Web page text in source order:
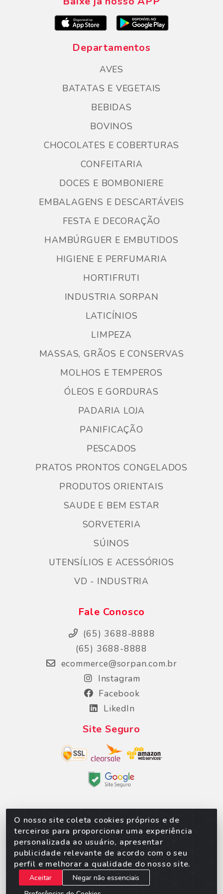
O nosso site coleta cookies próprios e de
terceiros para proporcionar uma experiência
personalizada ao usuário, apresentar
publicidade relevante de acordo com o seu
perfil e melhorar a qualidade do nosso site.
Aceitar
Negar não essenciais
Departamentos
AVES
BATATAS E VEGETAIS
BEBIDAS
BOVINOS
CHOCOLATES E COBERTURAS
CONFEITARIA
DOCES E BOMBONIERE
EMBALAGENS E DESCARTÁVEIS
FESTA E DECORAÇÃO
HAMBÚRGUER E EMBUTIDOS
HIGIENE E PERFUMARIA
HORTIFRUTI
INDUSTRIA SORPAN
LATICÍNIOS
LIMPEZA
MASSAS, GRÃOS E CONSERVAS
MOLHOS E TEMPEROS
ÓLEOS E GORDURAS
PADARIA LOJA
PANIFICAÇÃO
PESCADOS
PRATOS PRONTOS CONGELADOS
PRODUTOS ORIENTAIS
SAUDE E BEM ESTAR
SORVETERIA
SÚINOS
UTENSÍLIOS E ACESSÓRIOS
VD - INDUSTRIA
Fale Conosco
(65) 3688-8888
(65) 3688-8888
ecommerce@sorpan.com.br
Instagram
Facebook
LikedIn
Site Seguro
Sorpan - Rodovia dos Imigrantes, Lote 06, São
Matheus, Várzea Grande/MT – CEP 78152-135 - CNPJ
02.623.537/0010-24